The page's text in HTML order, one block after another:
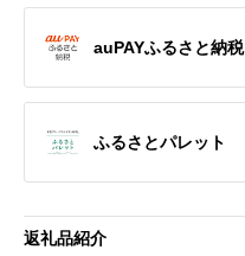
auPAYふるさと納税
ふるさとパレット
返礼品紹介